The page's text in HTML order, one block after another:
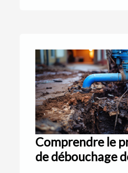
Comprendre le
de débouchage